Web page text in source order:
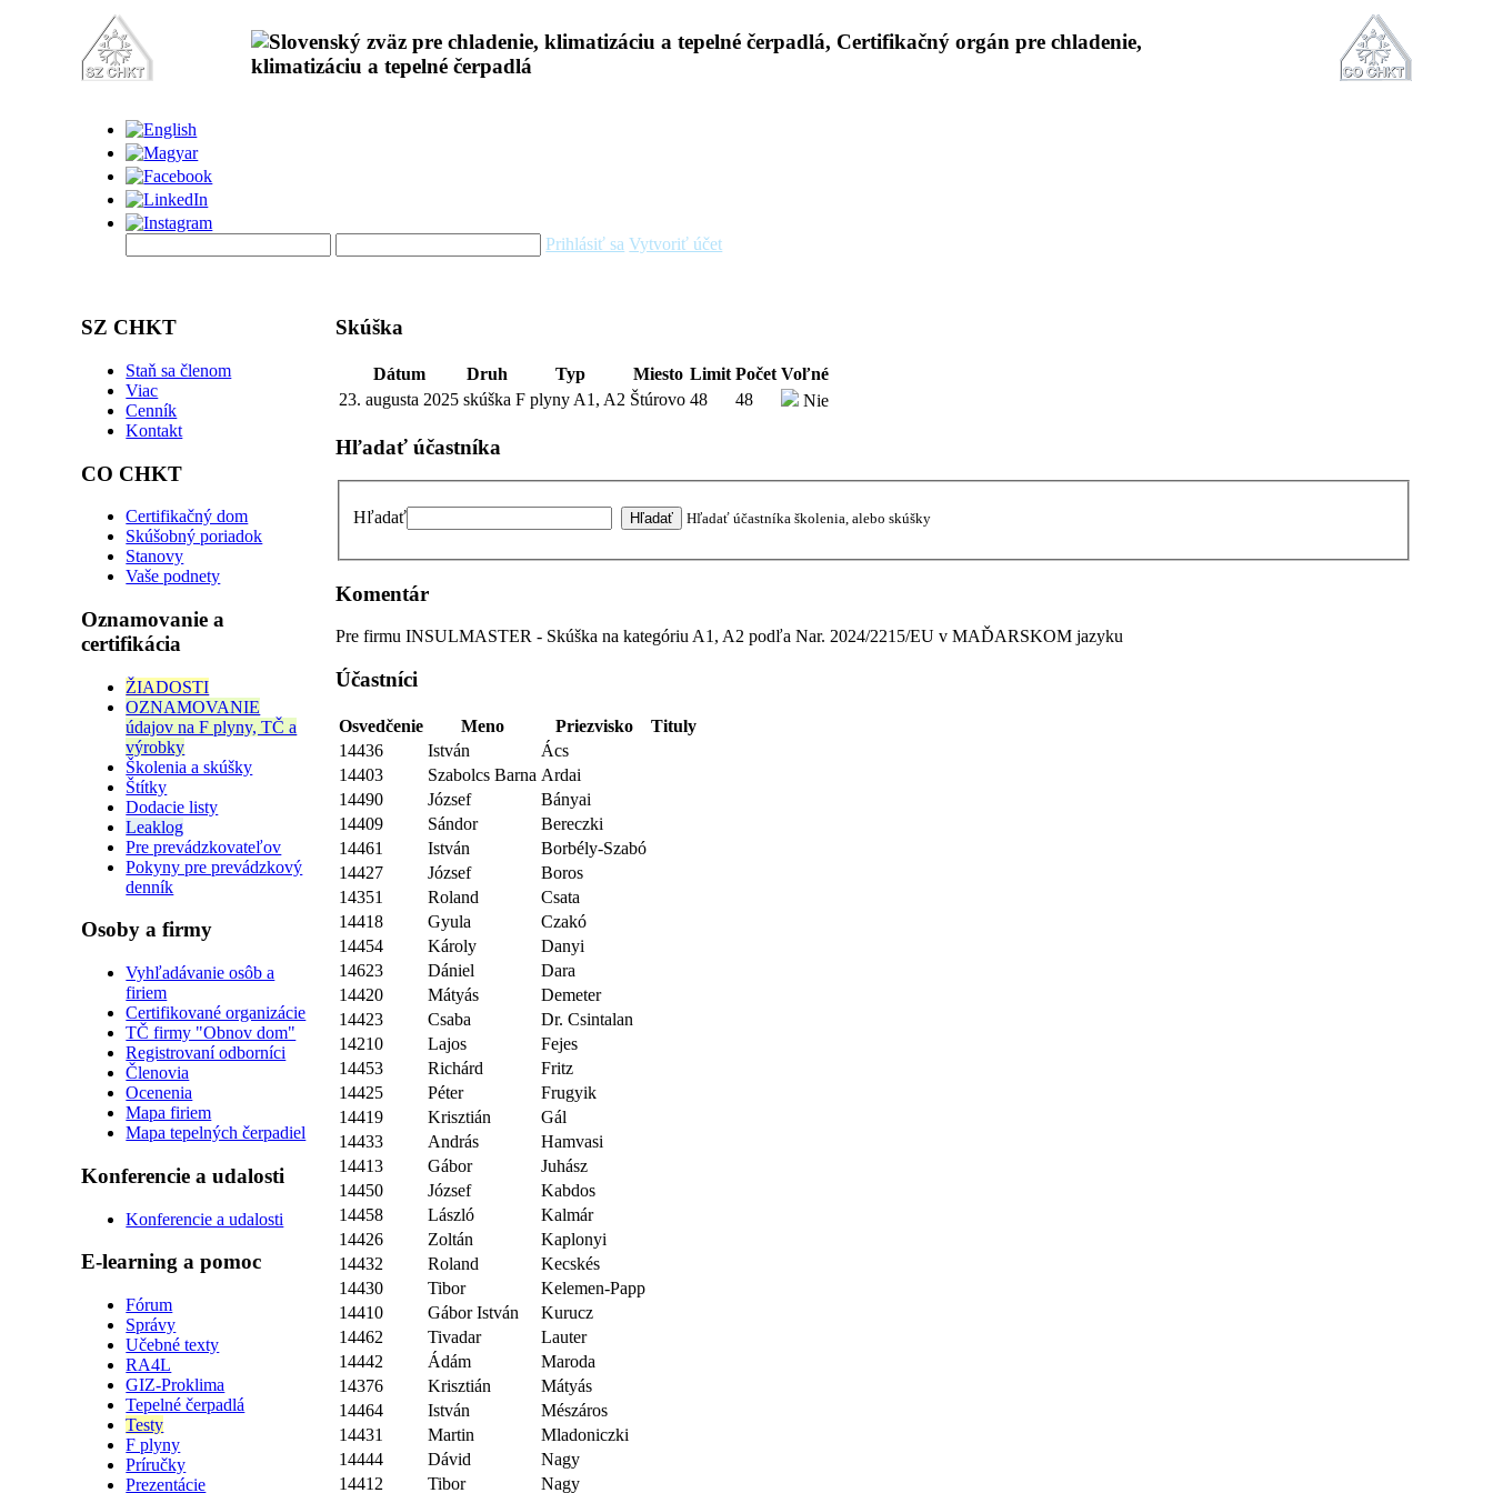
Prihlásiť sa Vytvoriť účet
SZ CHKT
Staň sa členom
Viac
Cenník
Kontakt
CO CHKT
Certifikačný dom
Skúšobný poriadok
Stanovy
Vaše podnety
Oznamovanie a
certifikácia
ŽIADOSTI
OZNAMOVANIE
údajov na F plyny, TČ a
výrobky
Školenia a skúšky
Štítky
Dodacie listy
Leaklog
Pre prevádzkovateľov
Pokyny pre prevádzkový
denník
Osoby a firmy
Vyhľadávanie osôb a
firiem
Certifikované organizácie
TČ firmy "Obnov dom"
Registrovaní odborníci
Členovia
Ocenenia
Mapa firiem
Mapa tepelných čerpadiel
Konferencie a udalosti
Konferencie a udalosti
E-learning a pomoc
Fórum
Správy
Učebné texty
RA4L
GIZ-Proklima
Tepelné čerpadlá
Testy
F plyny
Príručky
Prezentácie
Skúška
Dátum Druh Typ Miesto Limit Počet Voľné
23. augusta 2025 skúška F plyny A1, A2 Štúrovo 48 48 Nie
Hľadať účastníka
Hľadať Hľadať účastníka školenia, alebo skúšky
Komentár
Pre firmu INSULMASTER - Skúška na kategóriu A1, A2 podľa Nar. 2024/2215/EU v MAĎARSKOM jazyku
Účastníci
Osvedčenie Meno Priezvisko
Tituly
14436
István
Ács
14403
Szabolcs Barna Ardai
14490
József
Bányai
14409
Sándor
Bereczki
14461
István
Borbély-Szabó
14427
József
Boros
14351
Roland
Csata
14418
Gyula
Czakó
14454
Károly
Danyi
14623
Dániel
Dara
14420
Mátyás
Demeter
14423
Csaba
Dr. Csintalan
14210
Lajos
Fejes
14453
Richárd
Fritz
14425
Péter
Frugyik
14419
Krisztián
Gál
14433
András
Hamvasi
14413
Gábor
Juhász
14450
József
Kabdos
14458
László
Kalmár
14426
Zoltán
Kaplonyi
14432
Roland
Kecskés
14430
Tibor
Kelemen-Papp
14410
Gábor István
Kurucz
14462
Tivadar
Lauter
14442
Ádám
Maroda
14376
Krisztián
Mátyás
14464
István
Mészáros
14431
Martin
Mladoniczki
14444
Dávid
Nagy
14412
Tibor Nagy